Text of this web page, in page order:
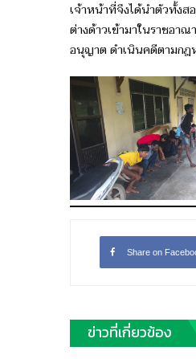
เจ้าหน้าที่จึงได้นำตัวทั้ง
ต่างด้าวเข้ามาในราชอา
อนุญาต ดำเนินคดีตามกฎ
Share on
ข่าวที่เกี่ยวข้อง